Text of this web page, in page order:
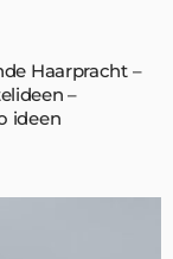
Haarpracht –
–
ideen